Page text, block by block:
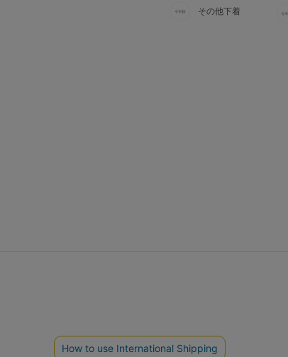
その他下着